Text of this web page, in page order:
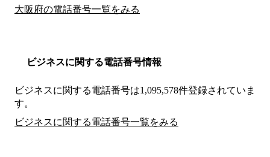
大阪府の電話番号一覧をみる
ビジネスに関する電話番号情報
ビジネスに関する電話番号は1,095,578件登録されていま
す。
ビジネスに関する電話番号一覧をみる